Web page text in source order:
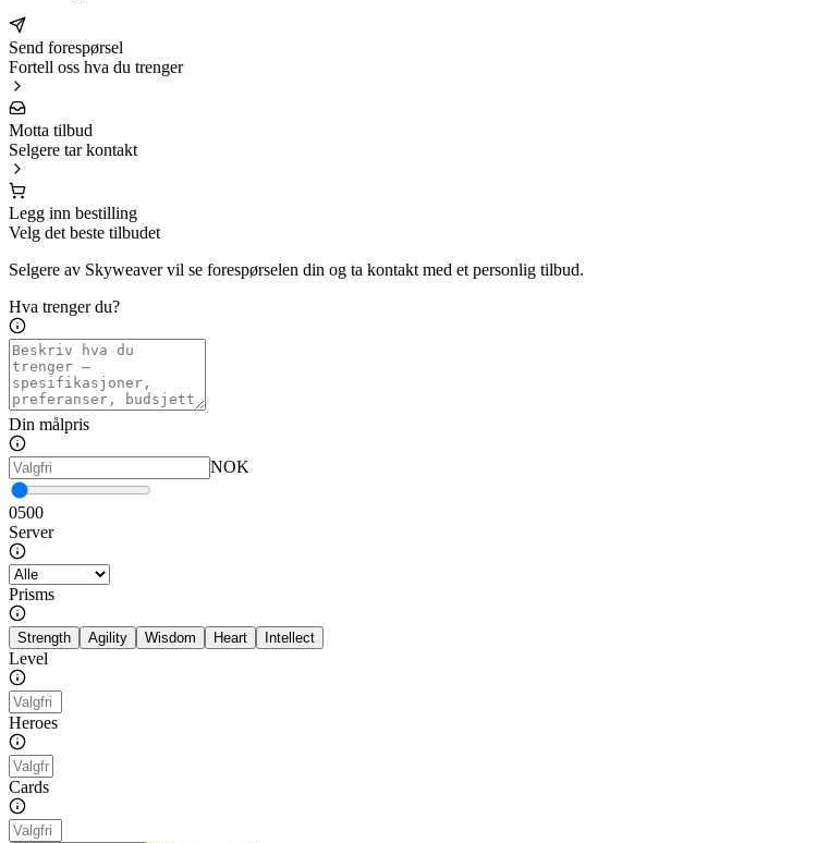
Send forespørsel
Fortell oss hva du trenger
Motta tilbud
Selgere tar kontakt
Legg inn bestilling
Velg det beste tilbudet
Selgere av Skyweaver vil se forespørselen din og ta kontakt med et personlig tilbud.
Hva trenger du?
Din målpris
NOK
0500
Server
Prisms
Strength Agility Wisdom Heart Intellect
Level
Heroes
Cards